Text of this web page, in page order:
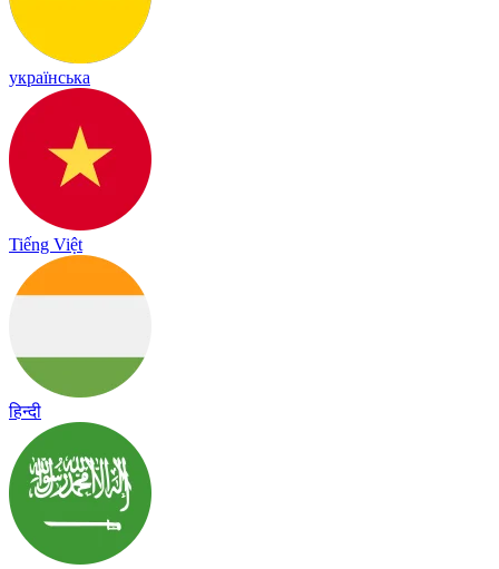
українська
Tiếng Việt
हिन्दी